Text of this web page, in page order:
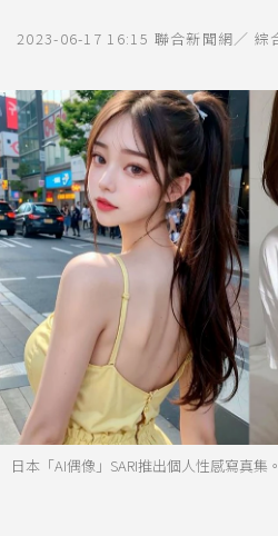
2023-06-17 16:15 聯合新聞網／ 綜
日本「AI偶像」SARI推出個人性感寫真集。